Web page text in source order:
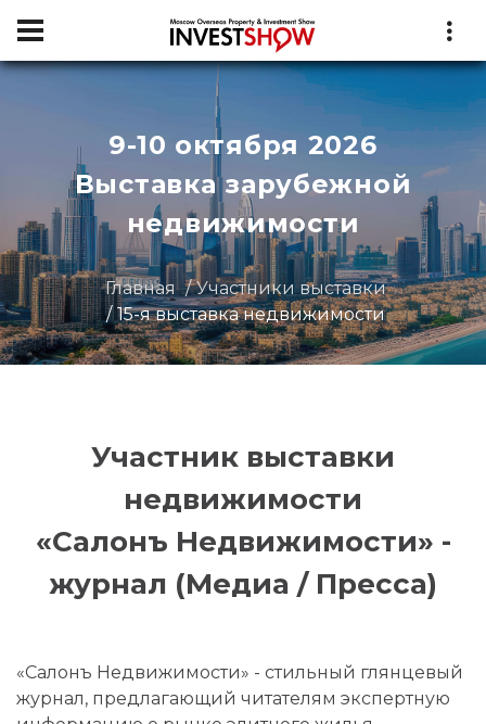
9-10 октября 2026
Выставка зарубежной
недвижимости
Главная
Участники выставки
15-я выставка недвижимости
Участник выставки
недвижимости
«Салонъ Недвижимости» -
журнал (Медиа / Пресса)
«Салонъ Недвижимости» - стильный глянцевый
журнал, предлагающий читателям экспертную